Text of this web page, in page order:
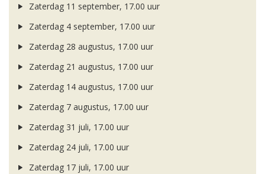
Zaterdag 11 september, 17.00 uur
Zaterdag 4 september, 17.00 uur
Zaterdag 28 augustus, 17.00 uur
Zaterdag 21 augustus, 17.00 uur
Zaterdag 14 augustus, 17.00 uur
Zaterdag 7 augustus, 17.00 uur
Zaterdag 31 juli, 17.00 uur
Zaterdag 24 juli, 17.00 uur
Zaterdag 17 juli, 17.00 uur